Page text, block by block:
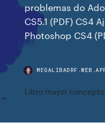
problemas do
CS5.1 (PDF) CS4
Photoshop CS4
Libro mayor